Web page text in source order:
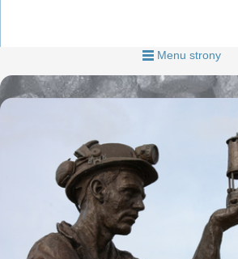
Menu strony